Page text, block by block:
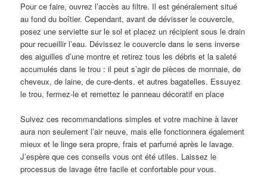
Pour ce faire, ouvrez l’accès au filtre. Il est généralement situé
au fond du boîtier. Cependant, avant de dévisser le couvercle,
posez une serviette sur le sol et placez un récipient sous le drain
pour recueillir l’eau. Dévissez le couvercle dans le sens inverse
des aiguilles d’une montre et retirez tous les débris et la saleté
accumulés dans le trou : il peut s’agir de pièces de monnaie, de
cheveux, de laine, de cure-dents. et autres bagatelles. Essuyez
le trou, fermez-le et remettez le panneau décoratif en place
Suivez ces recommandations simples et votre machine à laver
aura non seulement l’air neuve, mais elle fonctionnera également
mieux et le linge sera propre, frais et parfumé après le lavage.
J’espère que ces conseils vous ont été utiles. Laissez le
processus de lavage être facile et confortable pour vous.